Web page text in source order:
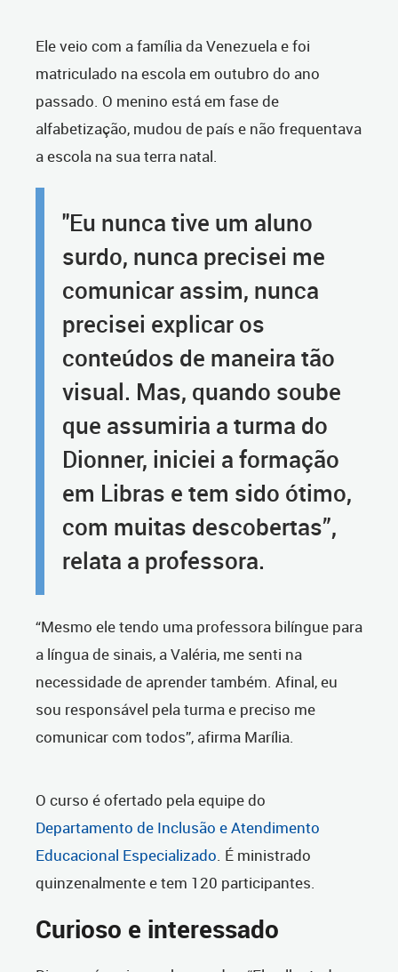
Ele veio com a família da Venezuela e foi
matriculado na escola em outubro do ano
passado. O menino está em fase de
alfabetização, mudou de país e não frequentava
a escola na sua terra natal.
"Eu nunca tive um aluno
surdo, nunca precisei me
comunicar assim, nunca
precisei explicar os
conteúdos de maneira tão
visual. Mas, quando soube
que assumiria a turma do
Dionner, iniciei a formação
em Libras e tem sido ótimo,
com muitas descobertas”,
relata a professora.
“Mesmo ele tendo uma professora bilíngue para
a língua de sinais, a Valéria, me senti na
necessidade de aprender também. Afinal, eu
sou responsável pela turma e preciso me
comunicar com todos”, afirma Marília.
O curso é ofertado pela equipe do
Departamento de Inclusão e Atendimento
Educacional Especializado. É ministrado
quinzenalmente e tem 120 participantes.
Curioso e interessado